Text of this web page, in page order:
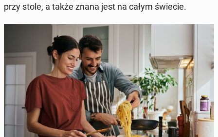
przy stole, a także znana jest na całym świecie.